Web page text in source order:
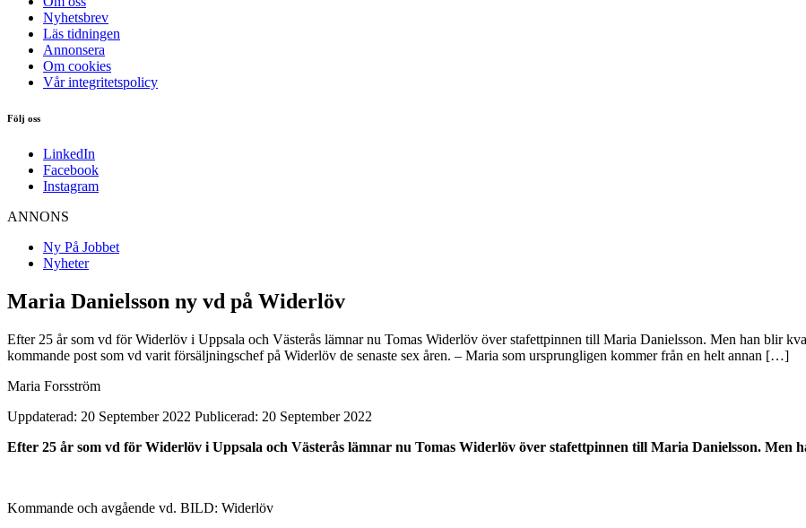
Nyhetsbrev
Läs tidningen
Annonsera
Om cookies
Vår integritetspolicy
Följ oss
LinkedIn
Facebook
Instagram
ANNONS
Ny På Jobbet
Nyheter
Maria Danielsson ny vd på Widerlöv
Efter 25 år som vd för Widerlöv i Uppsala och Västerås lämnar nu Tomas Widerlöv över stafettpinnen till Maria Danielsson. Men han blir
kommande post som vd varit försäljningschef på Widerlöv de senaste sex åren. – Maria som ursprungligen kommer från en helt annan […]
Maria Forsström
Uppdaterad: 20 September 2022 Publicerad: 20 September 2022
Efter 25 år som vd för Widerlöv i Uppsala och Västerås lämnar nu Tomas Widerlöv över stafettpinnen till Maria Danielsson. Men
Kommande och avgående vd. BILD: Widerlöv